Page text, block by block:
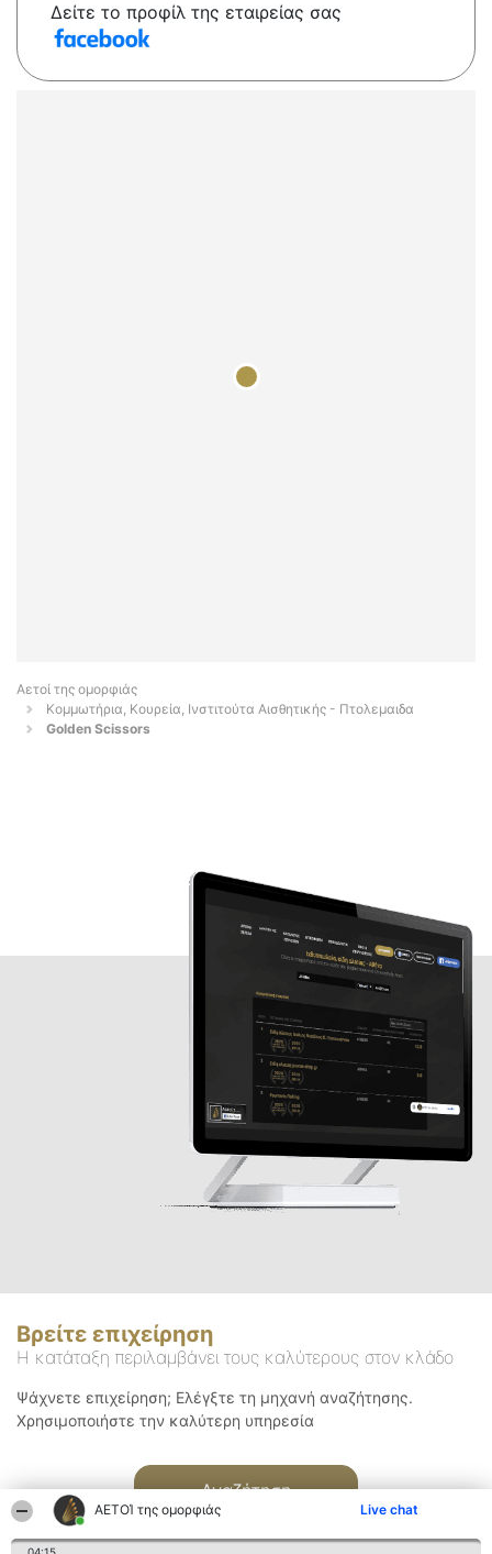
ΑΕΤΟΊ της ομορφιάς Live chat
Δείτε το προφίλ της εταιρείας σας
Αετοί της ομορφιάς
Κομμωτήρια, Κουρεία, Ινστιτούτα Αισθητικής - Πτολεμαιδα
Golden Scissors
Βρείτε επιχείρηση
Η κατάταξη περιλαμβάνει τους καλύτερους στον κλάδο
Ψάχνετε επιχείρηση; Ελέγξτε τη μηχανή αναζήτησης.
Χρησιμοποιήστε την καλύτερη υπηρεσία
Αναζήτηση